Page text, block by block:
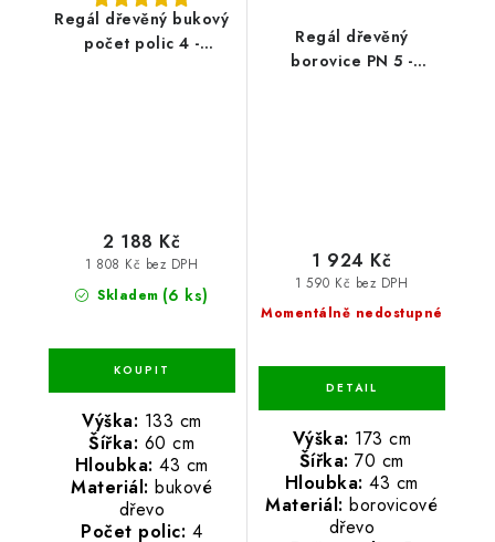
Regál dřevěný bukový
počet polic 4 -
Skladem (6 ks)
1 808 Kč bez DPH
2 188 Kč
Výška: 133 cm
Šířka: 60 cm
Hloubka: 43 cm
Materiál: bukové
dřevo
Počet polic: 4
Regál dřevěný
borovice PN 5 -
Momentálně nedostupné
1 590 Kč bez DPH
1 924 Kč
Výška: 173 cm
Šířka:70 cm
Hloubka:43 cm
Materiál: borovicové
dřevo